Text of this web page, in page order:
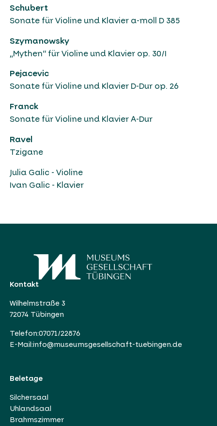
Schubert
Sonate für Violine und Klavier a-moll D 385
Szymanowsky
„Mythen“ für Violine und Klavier op. 30/I
Pejacevic
Sonate für Violine und Klavier D-Dur op. 26
Franck
Sonate für Violine und Klavier A-Dur
Ravel
Tzigane
Julia Galic - Violine
Ivan Galic - Klavier
Kontakt
Wilhelmstraße 3
72074 Tübingen
Telefon:07071/22876
E-Mail:info@museumsgesellschaft-tuebingen.de
Beletage
Silchersaal
Uhlandsaal
Brahmszimmer